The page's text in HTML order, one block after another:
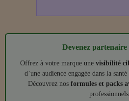
Devenez
Offrez à votre marque une visibilité
d’une audience engagée dans la
Découvrez nos formules et packs